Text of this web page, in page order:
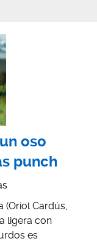
oso
punch
(Oriol Cardús,
ligera con
es